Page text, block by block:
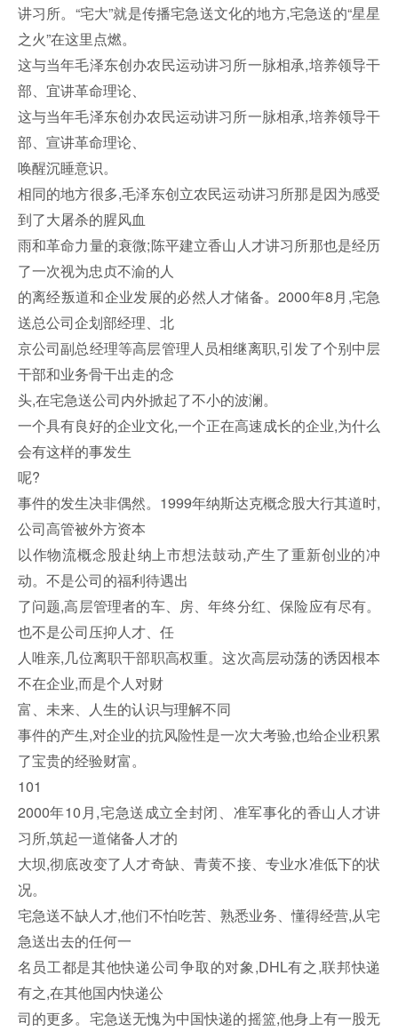
讲习所。“宅大”就是传播宅急送文化的地方,宅急送的“星星
之火”在这里点燃。
这与当年毛泽东创办农民运动讲习所一脉相承,培养领导干
部、宜讲革命理论、
这与当年毛泽东创办农民运动讲习所一脉相承,培养领导干
部、宣讲革命理论、
唤醒沉睡意识。
相同的地方很多,毛泽东创立农民运动讲习所那是因为感受
到了大屠杀的腥风血
雨和革命力量的衰微;陈平建立香山人才讲习所那也是经历
了一次视为忠贞不渝的人
的离经叛道和企业发展的必然人才储备。2000年8月,宅急
送总公司企划部经理、北
京公司副总经理等高层管理人员相继离职,引发了个别中层
干部和业务骨干出走的念
头,在宅急送公司内外掀起了不小的波澜。
一个具有良好的企业文化,一个正在高速成长的企业,为什么
会有这样的事发生
呢?
事件的发生决非偶然。1999年纳斯达克概念股大行其道时,
公司高管被外方资本
以作物流概念股赴纳上市想法鼓动,产生了重新创业的冲
动。不是公司的福利待遇出
了问题,高层管理者的车、房、年终分红、保险应有尽有。
也不是公司压抑人才、任
人唯亲,几位离职干部职高权重。这次高层动荡的诱因根本
不在企业,而是个人对财
富、未来、人生的认识与理解不同
事件的产生,对企业的抗风险性是一次大考验,也给企业积累
了宝贵的经验财富。
101
2000年10月,宅急送成立全封闭、准军事化的香山人才讲
习所,筑起一道储备人才的
大坝,彻底改变了人才奇缺、青黄不接、专业水准低下的状
况。
宅急送不缺人才,他们不怕吃苦、熟悉业务、懂得经营,从宅
急送出去的任何一
名员工都是其他快递公司争取的对象,DHL有之,联邦快递
有之,在其他国内快递公
司的更多。宅急送无愧为中国快递的摇篮,他身上有一股无